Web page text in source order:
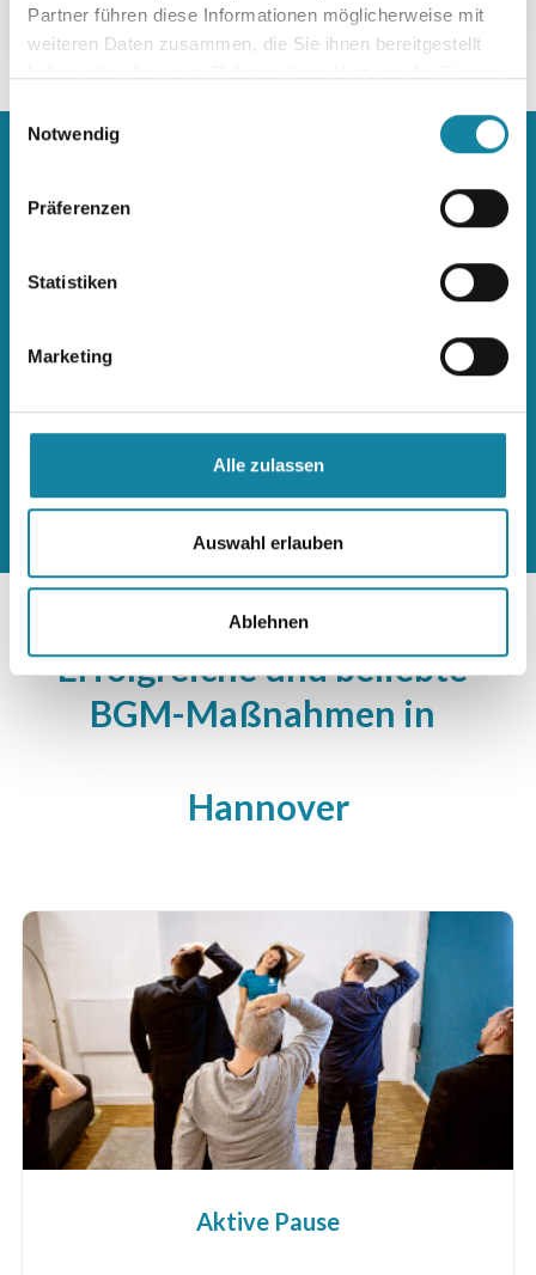
Partner führen diese Informationen möglicherweise mit
weiteren Daten zusammen, die Sie ihnen bereitgestellt
Einwilligungsauswahl
Notwendig
Präferenzen
Statistiken
Marketing
Alle zulassen
Auswahl erlauben
Ablehnen
960
Zertifizierte Gesundheitscoaches
Erfolgreiche und beliebte
BGM-Maßnahmen in
Hannover
Aktive Pause